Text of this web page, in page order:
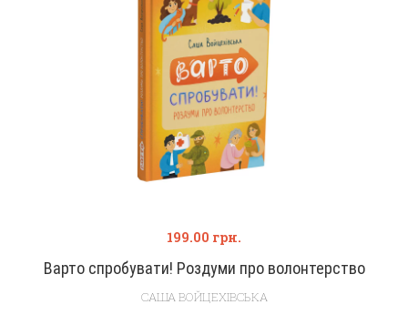
Варто спробувати! Роздуми про волонтерство
199.00 грн.
САША ВОЙЦЕХІВСЬКА